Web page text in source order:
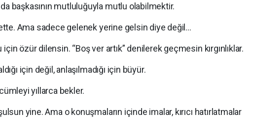
başkasının mutluluğuyla mutlu olabilmektir.
Ama sadece gelenek yerine gelsin diye değil…
özür dilensin. “Boş ver artık” denilerek geçmesin kırgınlıklar.
için değil, anlaşılmadığı için büyür.
yıllarca bekler.
yine. Ama o konuşmaların içinde imalar, kırıcı hatırlatmalar